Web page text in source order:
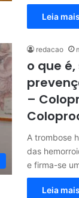
Leia
redacao
o que
–
A trombose
das
e firma-se
Leia